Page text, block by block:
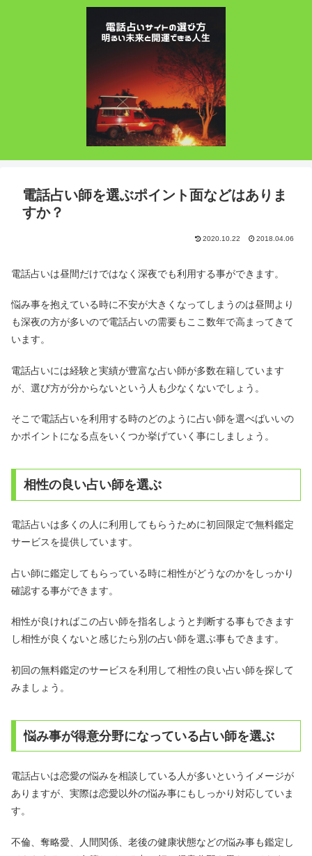
電話占い師を選ぶポイント面などはありま
すか？
2020.10.22 2018.04.06
電話占いは昼間だけではなく深夜でも利用する事ができます。
悩み事を抱えている時に不安が大きくなってしまうのは昼間より
も深夜の方が多いので電話占いの需要もここ数年で高まってきて
います。
電話占いには経験と実績が豊富な占い師が多数在籍しています
が、選び方が分からないという人も少なくないでしょう。
そこで電話占いを利用する時のどのように占い師を選べばいいの
かポイントになる点をいくつか挙げていく事にしましょう。
相性の良い占い師を選ぶ
電話占いは多くの人に利用してもらうために初回限定で無料鑑定
サービスを提供しています。
占い師に鑑定してもらっている時に相性がどうなのかをしっかり
確認する事ができます。
相性が良ければこの占い師を指名しようと判断する事もできます
し相性が良くないと感じたら別の占い師を選ぶ事もできます。
初回の無料鑑定のサービスを利用して相性の良い占い師を探して
みましょう。
悩み事が得意分野になっている占い師を選ぶ
電話占いは恋愛の悩みを相談している人が多いというイメージが
ありますが、実際は恋愛以外の悩み事にもしっかり対応していま
す。
不倫、奪略愛、人間関係、老後の健康状態などの悩み事も鑑定し